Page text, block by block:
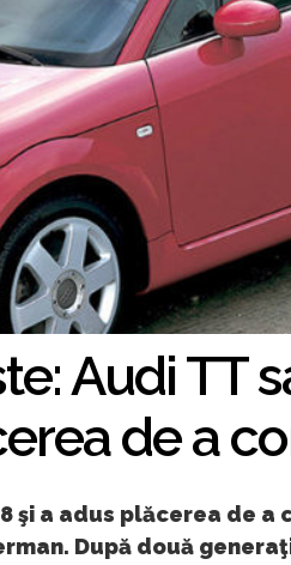
Audi TT
de a
şi a adus plăcerea de a
După două